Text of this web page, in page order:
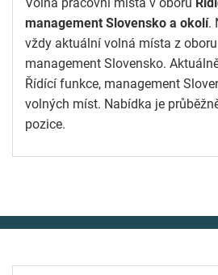
management Slovensko a okolí.
vždy aktuální volná místa z
management Slovensko.
Řídící funkce, management
volných míst. Nabídka je
pozice.